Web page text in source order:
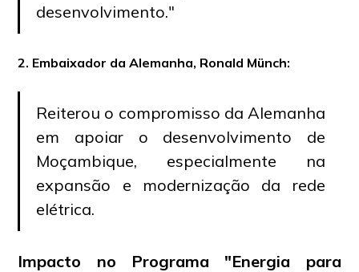
desenvolvimento."
2. Embaixador da Alemanha, Ronald Münch:
Reiterou o compromisso da Alemanha
em apoiar o desenvolvimento de
Moçambique, especialmente na
expansão e modernização da rede
elétrica.
Impacto no Programa "Energia para